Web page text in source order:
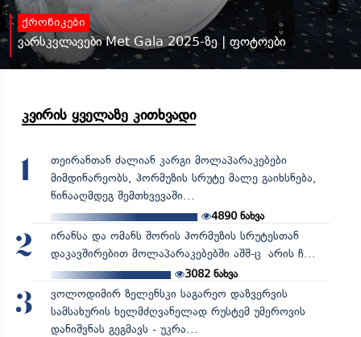
ქრონიკები
ვარსკვლავები Met Gala 2025-ზე | ფოტოები
კვირის ყველაზე კითხვადი
1
თეირანთან ძალიან კარგი მოლაპარაკებები
მიმდინარეობს, ჰორმუზის სრუტე მალე გაიხსნება,
წინააღმდეგ შემთხვევაში...
4890ნახვა
2
ირანსა და ომანს შორის ჰორმუზის სრუტესთან
დაკავშირებით მოლაპარაკებებში აშშ-ც არის ჩ...
3082ნახვა
3
ვოლოდიმირ ზელენსკი საგარეო დაზვერვის
სამსახურის ხელმძღვანელად რუსტემ უმეროვის
დანიშვნას გეგმავს - უკრა...